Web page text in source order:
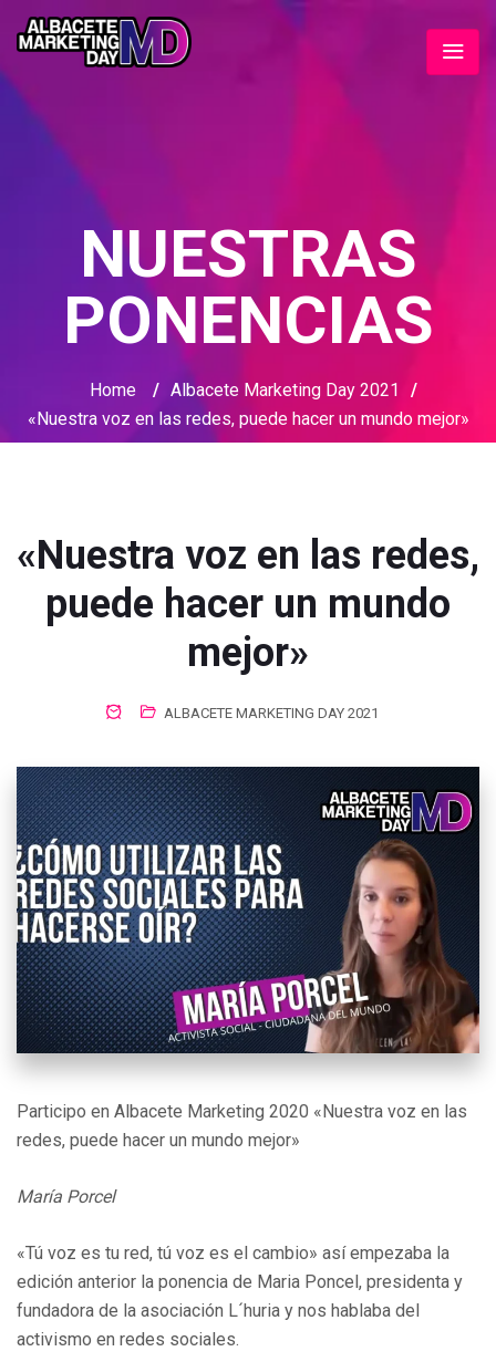
NUESTRAS
PONENCIAS
Home / Albacete Marketing Day 2021
/
«Nuestra voz en las redes, puede hacer un mundo mejor»​
«Nuestra voz en las redes,
puede hacer un mundo
mejor»​
ALBACETE MARKETING DAY 2021
Participo en Albacete Marketing 2020 «Nuestra voz en las
redes, puede hacer un mundo mejor»
María Porcel
«Tú voz es tu red, tú voz es el cambio» así empezaba la
edición anterior la ponencia de Maria Poncel, presidenta y
fundadora de la asociación L´huria y nos hablaba del
activismo en redes sociales.